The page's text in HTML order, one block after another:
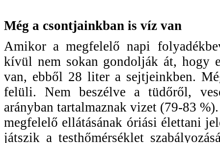
Még a csontjainkban is víz van
Amikor a megfelelő napi
kívül nem sokan gondolják át, hogy
van, ebből 28 liter a sejtjeinkben.
felüli. Nem beszélve a tüdőről,
arányban tartalmaznak vizet (79-83
megfelelő ellátásának óriási élettani
játszik a testhőmérséklet